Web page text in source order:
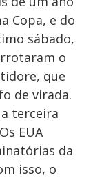
Copa, e do
sábado,
o
que
de virada.
terceira
EUA
da
isso, o